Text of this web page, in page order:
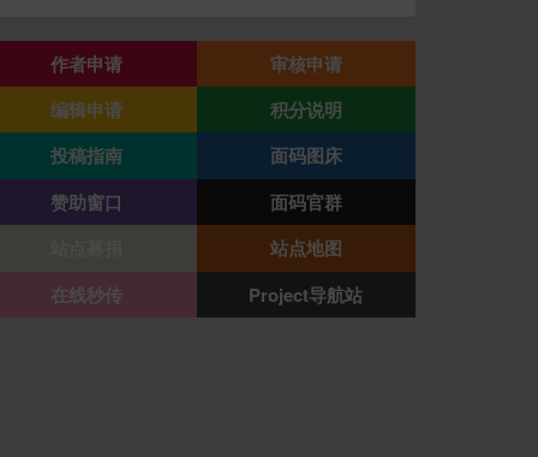
作者申请
审核申请
编辑申请
积分说明
投稿指南
面码图床
赞助窗口
面码官群
站点地图
在线秒传
Project导航站